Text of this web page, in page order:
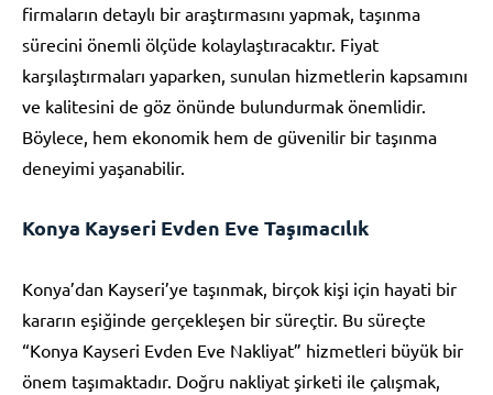
firmaların detaylı bir araştırmasını yapmak, taşınma
sürecini önemli ölçüde kolaylaştıracaktır. Fiyat
karşılaştırmaları yaparken, sunulan hizmetlerin kapsamını
ve kalitesini de göz önünde bulundurmak önemlidir.
Böylece, hem ekonomik hem de güvenilir bir taşınma
deneyimi yaşanabilir.
Konya Kayseri Evden Eve Taşımacılık
Konya’dan Kayseri’ye taşınmak, birçok kişi için hayati bir
kararın eşiğinde gerçekleşen bir süreçtir. Bu süreçte
“Konya Kayseri Evden Eve Nakliyat” hizmetleri büyük bir
önem taşımaktadır. Doğru nakliyat şirketi ile çalışmak,